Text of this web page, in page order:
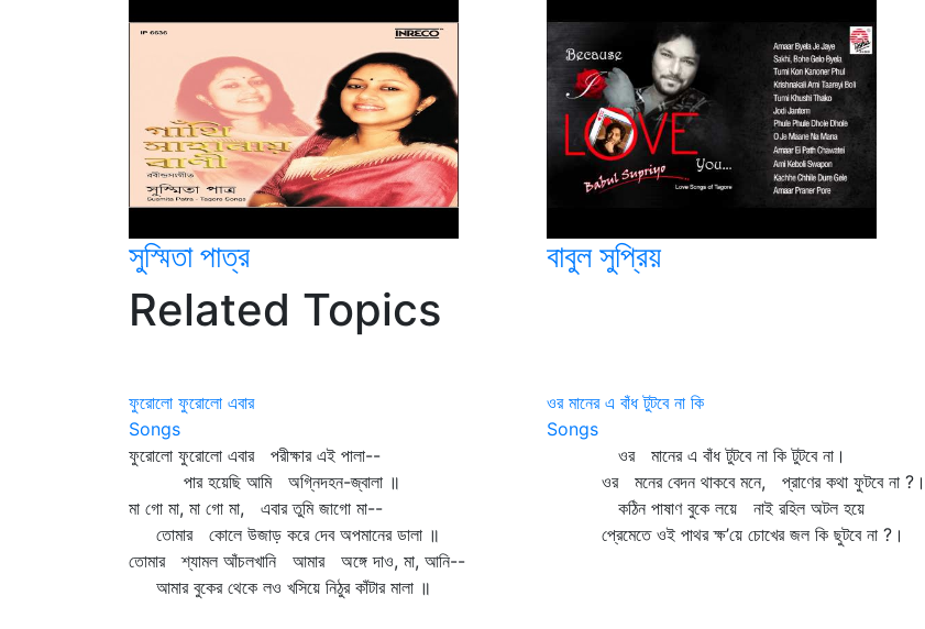
সুস্মিতা পাত্র বাবুল সুপ্রিয়
Related Topics
ফুরোলো ফুরোলো এবার
Songs
ফুরোলো ফুরোলো এবার পরীক্ষার এই পালা--
পার হয়েছি আমি অগ্নিদহন-জ্বালা ॥
মা গো মা, মা গো মা, এবার তুমি জাগো মা--
তোমার কোলে উজাড় করে দেব অপমানের ডালা ॥
তোমার শ্যামল আঁচলখানি আমার অঙ্গে দাও, মা, আনি--
আমার বুকের থেকে লও খসিয়ে নিঠুর কাঁটার মালা ॥
ওর মানের এ বাঁধ টুটবে না কি
Songs
ওর মানের এ বাঁধ টুটবে না কি টুটবে না।
ওর মনের বেদন থাকবে মনে, প্রাণের কথা ফুটবে না ?।
কঠিন পাষাণ বুকে লয়ে নাই রহিল অটল হয়ে
প্রেমেতে ওই পাথর ক্ষ’য়ে চোখের জল কি ছুটবে না ?।